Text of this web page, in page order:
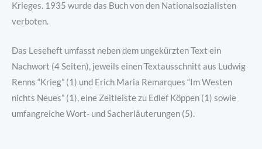
Krieges. 1935 wurde das Buch von den Nationalsozialisten
verboten.
Das Leseheft umfasst neben dem ungekürzten Text ein
Nachwort (4 Seiten), jeweils einen Textausschnitt aus Ludwig
Renns “Krieg” (1) und Erich Maria Remarques “Im Westen
nichts Neues” (1), eine Zeitleiste zu Edlef Köppen (1) sowie
umfangreiche Wort- und Sacherläuterungen (5).